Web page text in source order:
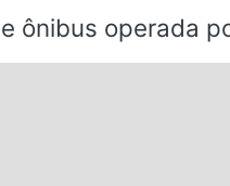
ônibus operada